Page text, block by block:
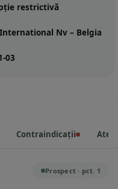
restrictivă
Nv – Belgia
03
Contraindicații
Prospect · pct. 1